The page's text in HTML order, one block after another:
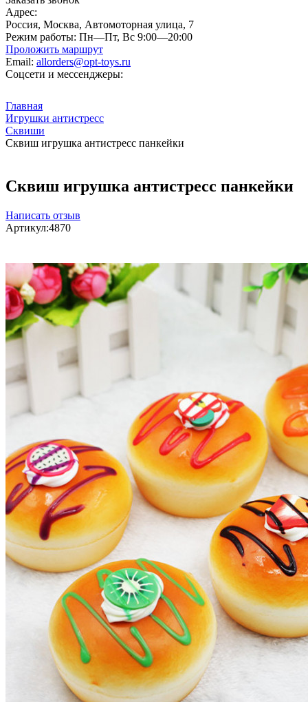
Адрес:
Россия, Москва, Автомоторная улица, 7
Режим работы: Пн—Пт, Вс 9:00—20:00
Проложить маршрут
Email: allorders@opt-toys.ru
Соцсети и мессенджеры:
Главная
Игрушки антистресс
Сквиши
Сквиш игрушка антистресс панкейки
Сквиш игрушка антистресс панкейки
Написать отзыв
Артикул:4870